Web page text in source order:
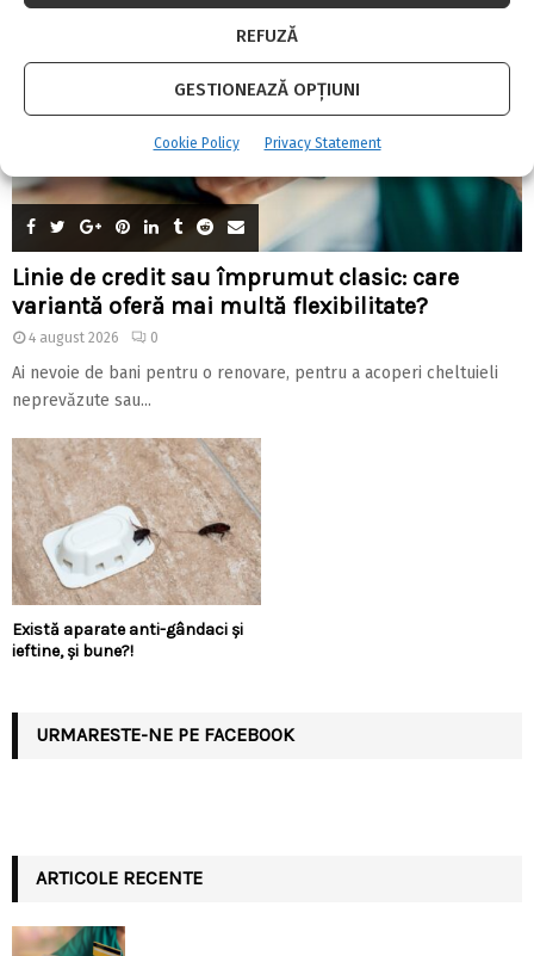
REFUZĂ
GESTIONEAZĂ OPȚIUNI
Cookie Policy Privacy Statement
Linie de credit sau împrumut clasic: care
variantă oferă mai multă flexibilitate?
4 august 2026 0
Ai nevoie de bani pentru o renovare, pentru a acoperi cheltuieli
neprevăzute sau...
Există aparate anti-gândaci și
ieftine, și bune?!
URMARESTE-NE PE FACEBOOK
ARTICOLE RECENTE